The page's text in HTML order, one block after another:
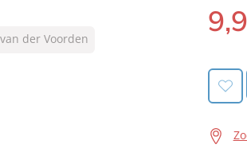
der Voorden
E-
book:
9,